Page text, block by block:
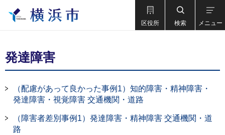
区役所 検索 メニュー
発達障害
（配慮があって良かった事例1）知的障害・精神障害・
発達障害・視覚障害 交通機関・道路
（障害者差別事例1）発達障害・精神障害 交通機関・道
路